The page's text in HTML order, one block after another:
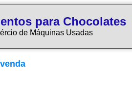
para Chocolates
de Máquinas Usadas